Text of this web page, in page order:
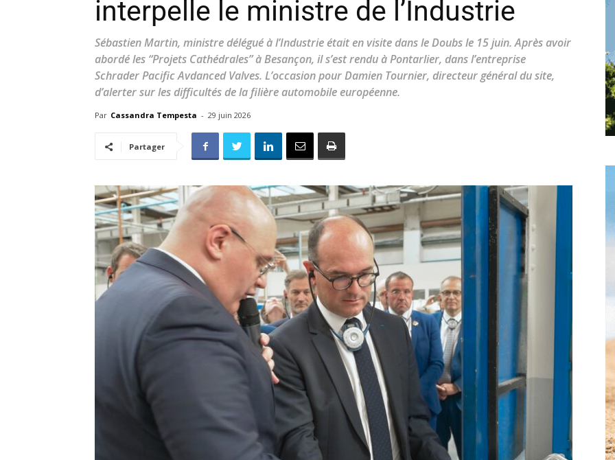
toute
locale
–
interpelle le ministre de l’Industrie
Sébastien Martin, ministre délégué à l’Industrie était en visite dans le Doubs le 15 juin. Après avoir
abordé les “Projets Cathédrales” à Besançon, il s’est rendu à Pontarlier, dans l’entreprise
Schrader Pacific Avdanced Valves. L’occasion pour Damien Tournier, directeur général du site,
d’alerter sur les difficultés de la filière automobile européenne.
Par Cassandra Tempesta - 29 juin 2026
Partager